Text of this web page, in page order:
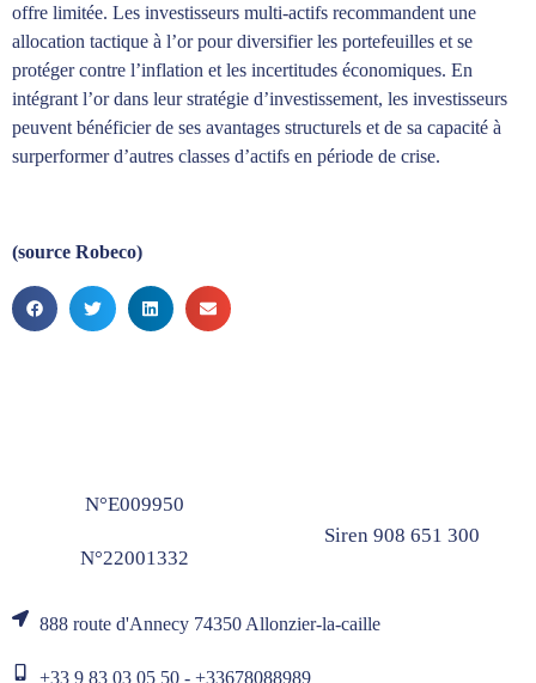
offre limitée. Les investisseurs multi-actifs recommandent une
allocation tactique à l’or pour diversifier les portefeuilles et se
protéger contre l’inflation et les incertitudes économiques. En
intégrant l’or dans leur stratégie d’investissement, les investisseurs
peuvent bénéficier de ses avantages structurels et de sa capacité à
surperformer d’autres classes d’actifs en période de crise.
(source Robeco)
N°E009950
N°22001332
Siren 908 651 300
888 route d'Annecy 74350 Allonzier-la-caille
+33 9 83 03 05 50 - +33678088989